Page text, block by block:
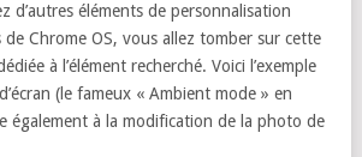
d’autres éléments de personnalisation
de Chrome OS, vous allez tomber sur cette
à l’élément recherché. Voici l’exemple
(le fameux « Ambient mode » en
également à la modification de la photo de